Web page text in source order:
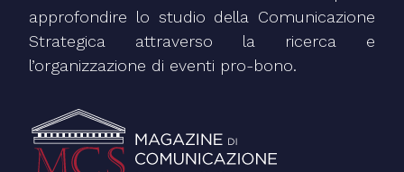
approfondire lo studio della Comunicazione
Strategica attraverso la ricerca e
l’organizzazione di eventi pro-bono.